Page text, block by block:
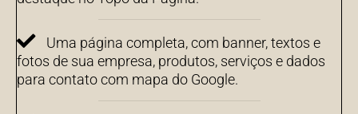
Uma página completa, com banner, textos e
fotos de sua empresa, produtos, serviços e dados
para contato com mapa do Google.